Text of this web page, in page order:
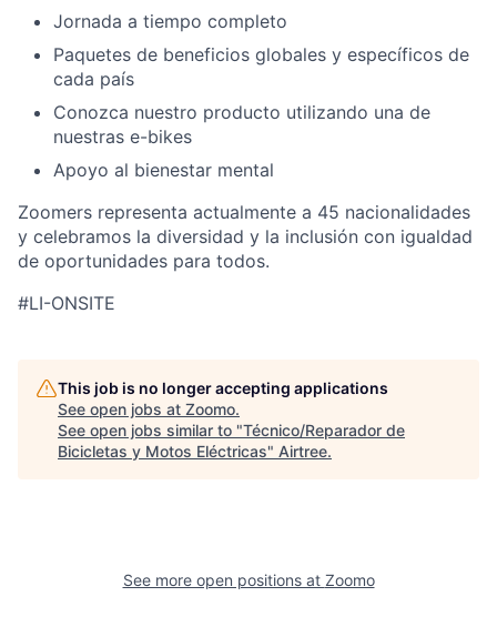
Jornada a tiempo completo
Paquetes de beneficios globales y específicos de
cada país
Conozca nuestro producto utilizando una de
nuestras e-bikes
Apoyo al bienestar mental
Zoomers representa actualmente a 45 nacionalidades
y celebramos la diversidad y la inclusión con igualdad
de oportunidades para todos.
#LI-ONSITE
This job is no longer accepting applications
See open jobs at Zoomo.
See open jobs similar to "Técnico/Reparador de
Bicicletas y Motos Eléctricas" Airtree.
See more open positions at Zoomo